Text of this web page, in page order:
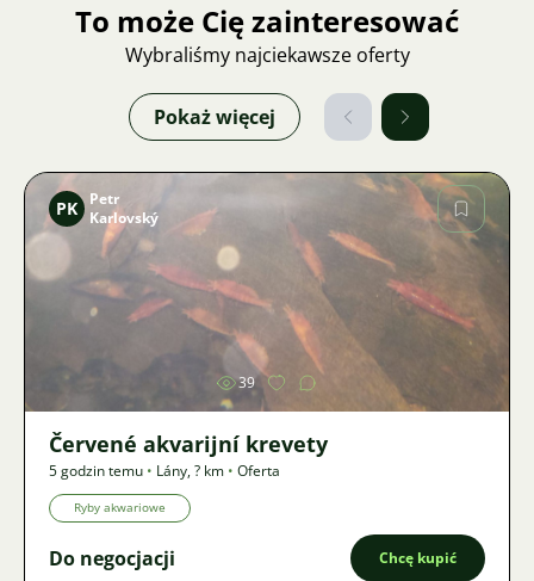
To może Cię zainteresować
Wybraliśmy najciekawsze oferty
Pokaż więcej
Zdjęcie
PK
Petr
Karlovský
39
Červené akvarijní krevety
5 godzin temu • Lány,? km • Oferta
Ryby akwariowe
Do negocjacji Chcę kupić